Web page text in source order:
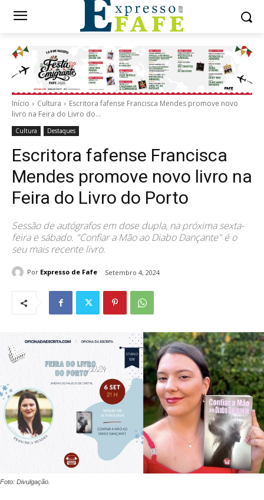
Início Cultura
Escritora fafense Francisca Mendes promove novo
livro na Feira do Livro do...
Cultura Destaques
Escritora fafense Francisca
Mendes promove novo livro na
Feira do Livro do Porto
Sessão de autógrafos em dose dupla, na próxima sexta-
feira e sábado. "Confiar a Mão ao Diabo Dançante" é o
seu mais recente livro.
Por Expresso de Fafe Setembro 4, 2024
Foto: Divulgação.